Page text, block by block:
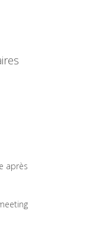
après